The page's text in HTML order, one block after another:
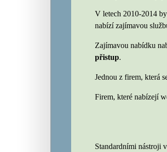
V letech 2010-2014
nabízí zajímavou
Zajímavou nabídku
přistup.
Jednou z firem, která
Firem, které nabízejí
Standardními nástroji